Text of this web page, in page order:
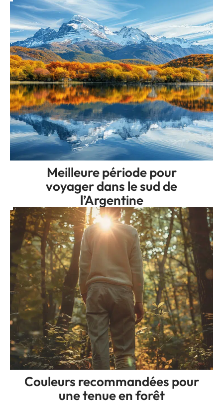
Meilleure période pour
voyager dans le sud de
l’Argentine
Couleurs recommandées pour
une tenue en forêt